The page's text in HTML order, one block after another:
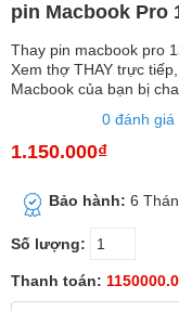
pin Macbook Pro
Thay pin macbook pro
Xem thợ THAY trực
Macbook của bạn bị
0 đánh giá
1.150.000₫
Bảo hành: 6
Số lượng:
Thanh toán: